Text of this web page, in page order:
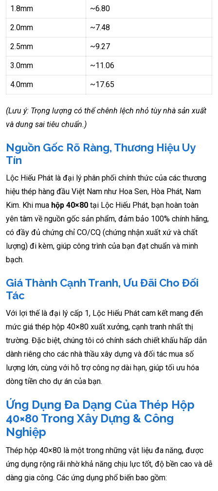
1.8mm ~6.80
2.0mm ~7.48
2.5mm ~9.27
3.0mm ~11.06
4.0mm ~17.65
(Lưu ý: Trọng lượng có thể chênh lệch nhỏ tùy nhà sản xuất
và dung sai tiêu chuẩn.)
Nguồn Gốc Rõ Ràng, Thương Hiệu Uy
Tín
Lộc Hiếu Phát là đại lý phân phối chính thức của các thương
hiệu thép hàng đầu Việt Nam như Hoa Sen, Hòa Phát, Nam
Kim. Khi mua hộp 40×80 tại Lộc Hiếu Phát, bạn hoàn toàn
yên tâm về nguồn gốc sản phẩm, đảm bảo 100% chính hãng,
có đầy đủ chứng chỉ CO/CQ (chứng nhận xuất xứ và chất
lượng) đi kèm, giúp công trình của bạn đạt chuẩn và minh
bạch.
Giá Thành Cạnh Tranh, Ưu Đãi Cho Đối
Tác
Với lợi thế là đại lý cấp 1, Lộc Hiếu Phát cam kết mang đến
mức giá thép hộp 40×80 xuất xưởng, cạnh tranh nhất thị
trường. Đặc biệt, chúng tôi có chính sách chiết khấu hấp dẫn
dành riêng cho các nhà thầu xây dựng và đối tác mua số
lượng lớn, cùng với hỗ trợ công nợ dài hạn, giúp tối ưu hóa
dòng tiền cho dự án của bạn.
Ứng Dụng Đa Dạng Của Thép Hộp
40×80 Trong Xây Dựng & Công
Nghiệp
Thép hộp 40×80 là một trong những vật liệu đa năng, được
ứng dụng rộng rãi nhờ khả năng chịu lực tốt, độ bền cao và dễ
dàng gia công. Các ứng dụng phổ biến bao gồm: